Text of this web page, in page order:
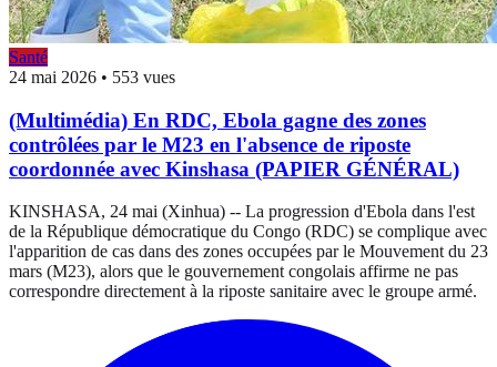
Santé
24 mai 2026 • 553 vues
(Multimédia) En RDC, Ebola gagne des zones
contrôlées par le M23 en l'absence de riposte
coordonnée avec Kinshasa (PAPIER GÉNÉRAL)
KINSHASA, 24 mai (Xinhua) -- La progression d'Ebola dans l'est
de la République démocratique du Congo (RDC) se complique avec
l'apparition de cas dans des zones occupées par le Mouvement du 23
mars (M23), alors que le gouvernement congolais affirme ne pas
correspondre directement à la riposte sanitaire avec le groupe armé.